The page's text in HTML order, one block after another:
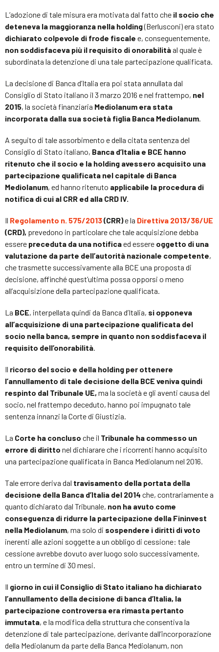
L’adozione di tale misura era motivata dal fatto che il socio che
deteneva la maggioranza nella holding(Berlusconi) era stato
dichiarato colpevole di frode fiscale e, conseguentemente,
non soddisfaceva più il requisito di onorabilitàal quale è
subordinata la detenzione di una tale partecipazione qualificata.
La decisione di Banca d’Italia era poi stata annullata dal
Consiglio di Stato italiano il 3 marzo 2016 e nel frattempo, nel
2015, la società finanziaria Mediolanum era stata
incorporata dalla sua società figlia Banca Mediolanum.
A seguito di tale assorbimento e della citata sentenza del
Consiglio di Stato italiano, Banca d’Italia e BCE hanno
ritenuto che il socio e la holding avessero acquisito una
partecipazione qualificata nel capitale di Banca
Mediolanum, ed hanno ritenuto applicabile la procedura di
notifica di cui al CRR ed alla CRD IV.
Il Regolamento n. 575/2013(CRR)e la Direttiva 2013/36/UE
(CRD), prevedono in particolare che tale acquisizione debba
essere preceduta da una notificaed essere oggetto di una
valutazione da parte dell’autorità nazionale competente,
che trasmette successivamente alla BCE una proposta di
decisione, affinché quest’ultima possa opporsi o meno
all’acquisizione della partecipazione qualificata.
La BCE, interpellata quindi da Banca d’Italia, si opponeva
all’acquisizione di una partecipazione qualificata del
socio nella banca, sempre in quanto non soddisfaceva il
requisito dell’onorabilità.
Il ricorso del socio e della holding per ottenere
l’annullamento di tale decisione della BCE veniva quindi
respinto dal Tribunale UE, ma la società e gli aventi causa del
socio, nel frattempo deceduto, hanno poi impugnato tale
sentenza innanzi la Corte di Giustizia.
La Corte ha concluso che il Tribunale ha commesso un
errore di diritto nel dichiarare che i ricorrenti hanno acquisito
una partecipazione qualificata in Banca Mediolanum nel 2016.
Tale errore deriva dal travisamento della portata della
decisione della Banca d’Italia del 2014 che, contrariamente a
quanto dichiarato dal Tribunale, non ha avuto come
conseguenza di ridurre la partecipazione della Fininvest
nella Mediolanum, ma solo di sospendere i diritti di voto
inerenti alle azioni soggette a un obbligo di cessione: tale
cessione avrebbe dovuto aver luogo solo successivamente,
entro un termine di 30 mesi.
Il giorno in cui il Consiglio di Stato italiano ha dichiarato
l’annullamento della decisione di banca d’Italia, la
partecipazione controversa era rimasta pertanto
immutata, e la modifica della struttura che consentiva la
detenzione di tale partecipazione, derivante dall’incorporazione
della Mediolanum da parte della Banca Mediolanum, non